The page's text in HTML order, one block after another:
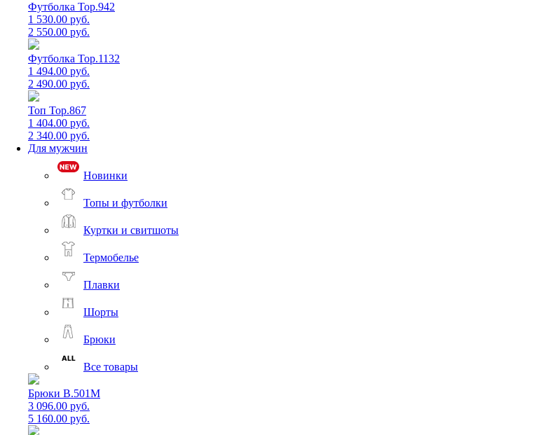
Футболка Top.942
1 530.00 руб.
2 550.00 руб.
Футболка Top.1132
1 494.00 руб.
2 490.00 руб.
Топ Top.867
1 404.00 руб.
2 340.00 руб.
Для мужчин
Новинки
Топы и футболки
Куртки и свитшоты
Термобелье
Плавки
Шорты
Брюки
Все товары
Брюки B.501M
3 096.00 руб.
5 160.00 руб.